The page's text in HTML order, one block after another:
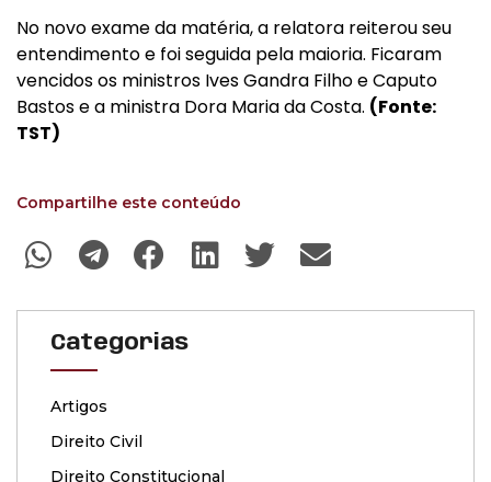
No novo exame da matéria, a relatora reiterou seu
entendimento e foi seguida pela maioria. Ficaram
vencidos os ministros Ives Gandra Filho e Caputo
Bastos e a ministra Dora Maria da Costa. (Fonte:
TST)
Compartilhe este conteúdo
Categorias
Artigos
Direito Civil
Direito Constitucional